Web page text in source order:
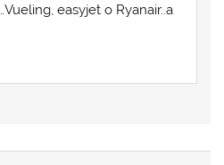
easyjet o Ryanair..a